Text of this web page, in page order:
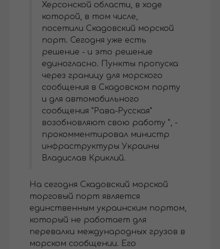
Херсонской области, в ходе
которой, в том числе,
посетили Скадовский морской
порт. Сегодня уже есть
решение - и это решение
единогласно. Пункты пропуска
через границу для морского
сообщения в Скадовском порту
и для автомобильного
сообщения "Рава-Русская"
возобновляют свою работу ", -
прокомментировал министр
инфраструктуры Украины
Владислав Криклий.
На сегодня Скадовский морской
торговый порт является
единственным украинским портом,
который не работает для
перевалки международных грузов в
морском сообщении. Его